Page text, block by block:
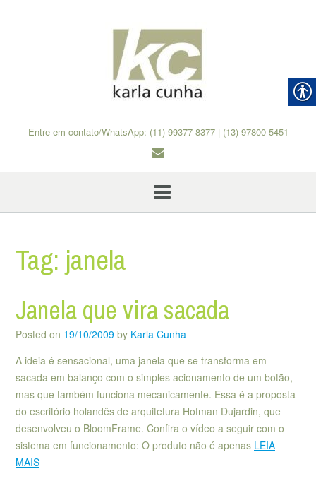
Entre em contato/WhatsApp: (11) 99377-8377 | (13) 97800-5451
Tag: janela
Janela que vira sacada
Posted on 19/10/2009 by Karla Cunha
A ideia é sensacional, uma janela que se transforma em
sacada em balanço com o simples acionamento de um botão,
mas que também funciona mecanicamente. Essa é a proposta
do escritório holandês de arquitetura Hofman Dujardin, que
desenvolveu o BloomFrame. Confira o vídeo a seguir com o
sistema em funcionamento: O produto não é apenas LEIA
MAIS